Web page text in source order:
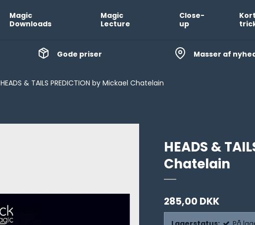
Magic
Downloads
Magic
Lecture
Close-
up
Gode priser Masser af
HEADS & TAILS PREDICTION by Mickael Chatelain
HEADS &
Chatelain
285,00 DKK